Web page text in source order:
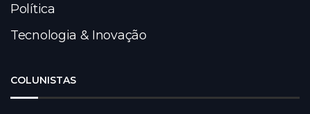
Política
Tecnologia & Inovação
COLUNISTAS